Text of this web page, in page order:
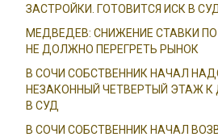
ЗАСТРОЙКИ. ГОТОВИТСЯ ИСК В
МЕДВЕДЕВ: СНИЖЕНИЕ СТАВКИ ПО
НЕ ДОЛЖНО ПЕРЕГРЕТЬ РЫНОК
В СОЧИ СОБСТВЕННИК НАЧАЛ
НЕЗАКОННЫЙ ЧЕТВЕРТЫЙ ЭТАЖ К
В СУД
В СОЧИ СОБСТВЕННИК НАЧАЛ